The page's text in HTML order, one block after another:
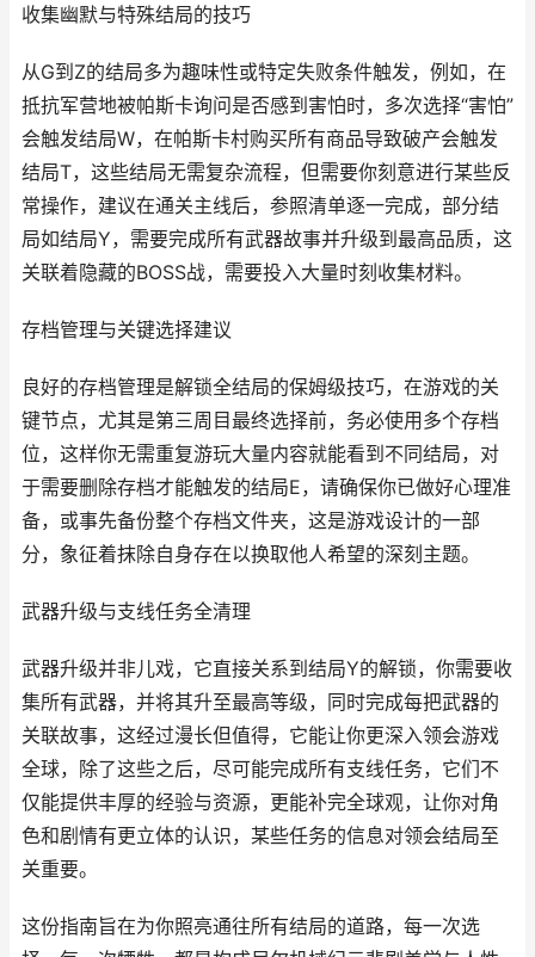
收集幽默与特殊结局的技巧
从G到Z的结局多为趣味性或特定失败条件触发，例如，在
抵抗军营地被帕斯卡询问是否感到害怕时，多次选择“害怕”
会触发结局W，在帕斯卡村购买所有商品导致破产会触发
结局T，这些结局无需复杂流程，但需要你刻意进行某些反
常操作，建议在通关主线后，参照清单逐一完成，部分结
局如结局Y，需要完成所有武器故事并升级到最高品质，这
关联着隐藏的BOSS战，需要投入大量时刻收集材料。
存档管理与关键选择建议
良好的存档管理是解锁全结局的保姆级技巧，在游戏的关
键节点，尤其是第三周目最终选择前，务必使用多个存档
位，这样你无需重复游玩大量内容就能看到不同结局，对
于需要删除存档才能触发的结局E，请确保你已做好心理准
备，或事先备份整个存档文件夹，这是游戏设计的一部
分，象征着抹除自身存在以换取他人希望的深刻主题。
武器升级与支线任务全清理
武器升级并非儿戏，它直接关系到结局Y的解锁，你需要收
集所有武器，并将其升至最高等级，同时完成每把武器的
关联故事，这经过漫长但值得，它能让你更深入领会游戏
全球，除了这些之后，尽可能完成所有支线任务，它们不
仅能提供丰厚的经验与资源，更能补完全球观，让你对角
色和剧情有更立体的认识，某些任务的信息对领会结局至
关重要。
这份指南旨在为你照亮通往所有结局的道路，每一次选